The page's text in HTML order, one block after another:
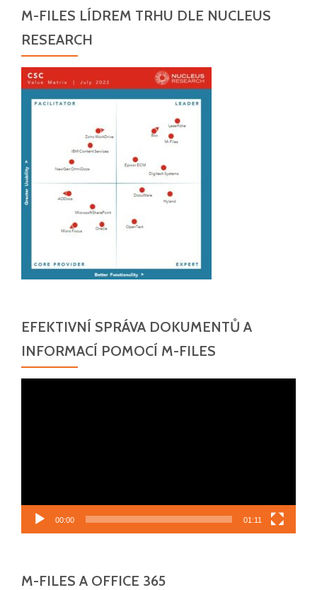
M-FILES LÍDREM TRHU DLE NUCLEUS
RESEARCH
EFEKTIVNÍ SPRÁVA DOKUMENTŮ A
INFORMACÍ POMOCÍ M-FILES
00:00 01:11
M-FILES A OFFICE 365